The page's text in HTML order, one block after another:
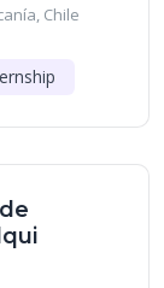
Chile